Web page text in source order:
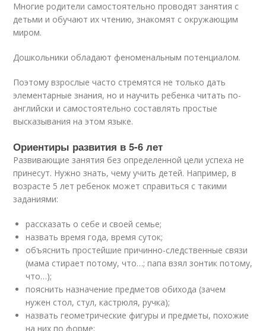
Многие родители самостоятельно проводят занятия с
детьми и обучают их чтению, знакомят с окружающим
миром.
Дошкольники обладают феноменальным потенциалом.
Поэтому взрослые часто стремятся не только дать
элементарные знания, но и научить ребенка читать по-
английски и самостоятельно составлять простые
высказывания на этом языке.
Ориентиры развития в 5-6 лет
Развивающие занятия без определенной цели успеха не
принесут. Нужно знать, чему учить детей. Например, в
возрасте 5 лет ребенок может справиться с такими
заданиями:
рассказать о себе и своей семье;
назвать время года, время суток;
объяснить простейшие причинно-следственные связи
(мама стирает потому, что…; папа взял зонтик потому,
что…);
пояснить назначение предметов обихода (зачем
нужен стол, стул, кастрюля, ручка);
назвать геометрические фигуры и предметы, похожие
на них по форме;